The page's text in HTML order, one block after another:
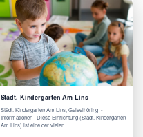
Städt. Kindergarten Am Lins
Städt. Kindergarten Am Lins, Geiselhöring -
Informationen Diese Einrichtung (Städt. Kindergarten
Am Lins) ist eine der vielen …